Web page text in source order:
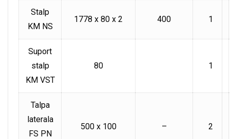
Stalp
KM NS
1778 x 80 x 2 400 1
Suport
stalp
KM VST
80 1
Talpa
laterala
FS PN
500 x 100 – 2